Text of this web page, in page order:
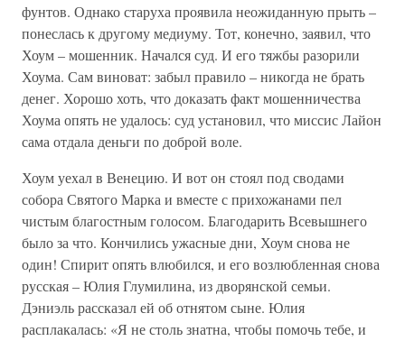
фунтов. Однако старуха проявила неожиданную прыть –
понеслась к другому медиуму. Тот, конечно, заявил, что
Хоум – мошенник. Начался суд. И его тяжбы разорили
Хоума. Сам виноват: забыл правило – никогда не брать
денег. Хорошо хоть, что доказать факт мошенничества
Хоума опять не удалось: суд установил, что миссис Лайон
сама отдала деньги по доброй воле.
Хоум уехал в Венецию. И вот он стоял под сводами
собора Святого Марка и вместе с прихожанами пел
чистым благостным голосом. Благодарить Всевышнего
было за что. Кончились ужасные дни, Хоум снова не
один! Спирит опять влюбился, и его возлюбленная снова
русская – Юлия Глумилина, из дворянской семьи.
Дэниэль рассказал ей об отнятом сыне. Юлия
расплакалась: «Я не столь знатна, чтобы помочь тебе, и